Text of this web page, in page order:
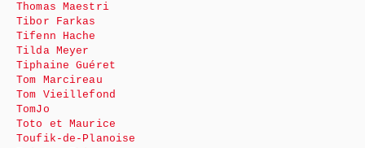
Thomas Maestri
Tibor Farkas
Tifenn Hache
Tilda Meyer
Tiphaine Guéret
Tom Marcireau
Tom Vieillefond
TomJo
Toto et Maurice
Toufik-de-Planoise